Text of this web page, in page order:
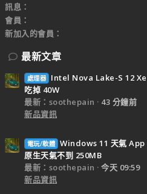
訊息
會員
新加入的會員
最新文章
處理器
Intel Nova Lake-S 12
吃掉 40W
最新：soothepain
43 分鐘前
新品資訊
電玩/軟體 Windows 11 天氣 App
原生天氣不到 250MB
最新：soothepain
今天 09:59
新品資訊